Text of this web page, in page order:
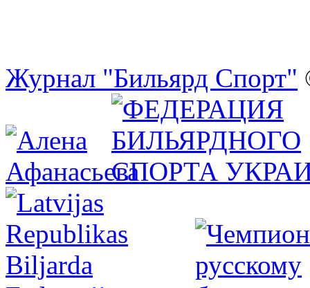
Журнал "Бильярд Спорт"